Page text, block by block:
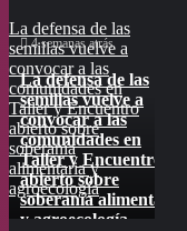
La defensa de las
semillas vuelve a
convocar a las
comunidades en
Taller y Encuentro
abierto sobre
soberanía
alimentaria y
agroecología
4 semanas atrás
La defensa de las
semillas vuelve a
convocar a las
comunidades en
Taller y Encuentro
abierto sobre
soberanía alimentaria
y agroecología